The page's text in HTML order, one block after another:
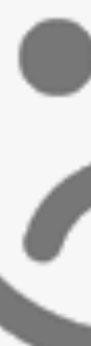
من مخلفات
إيراني: